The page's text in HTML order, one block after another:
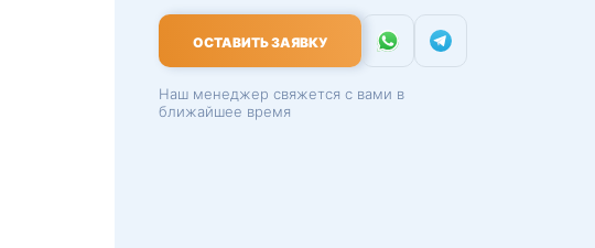
ОСТАВИТЬ ЗАЯВКУ
Наш менеджер свяжется с вами в
ближайшее время